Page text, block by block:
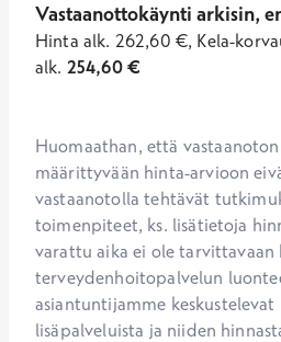
Vastaanottokäynti arkisin,
Hinta alk. 262,60 €, Kela-
alk. 254,60€
Huomaathan, että
määrittyvään hinta-arvioon
vastaanotolla tehtävät
toimenpiteet, ks. lisätietoja
varattu aika ei ole
terveydenhoitopalvelun
asiantuntijamme keskustelevat
lisäpalveluista ja niiden